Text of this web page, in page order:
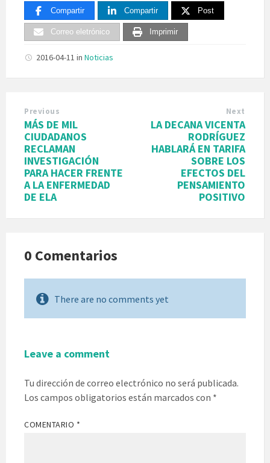
Compartir Compartir Post
Correo eletrónico Imprimir
2016-04-11 in Noticias
Previous
MÁS DE MIL
CIUDADANOS
RECLAMAN
INVESTIGACIÓN
PARA HACER FRENTE
A LA ENFERMEDAD
DE ELA
Next
LA DECANA VICENTA
RODRÍGUEZ
HABLARÁ EN TARIFA
SOBRE LOS
EFECTOS DEL
PENSAMIENTO
POSITIVO
0 Comentarios
There are no comments yet
Leave a comment
Tu dirección de correo electrónico no será publicada.
Los campos obligatorios están marcados con *
COMENTARIO *